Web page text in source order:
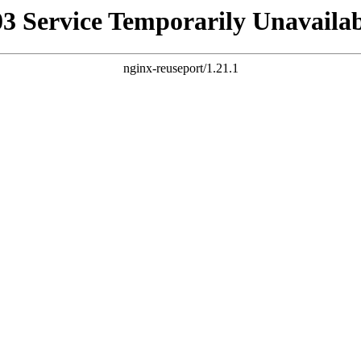
Service Temporarily
nginx-reuseport/1.21.1